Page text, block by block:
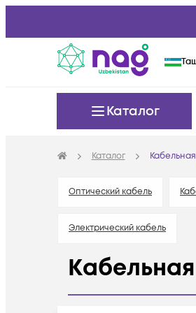
Каталог
Каталог
Оптический кабель
Электрический кабель